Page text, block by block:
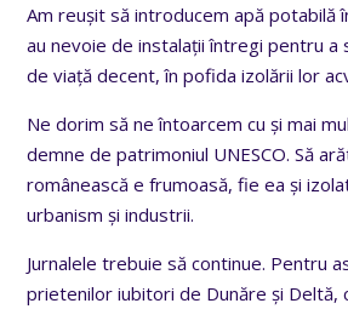
Am reușit să introducem apă potabilă
au nevoie de instalații întregi pentru a
de viață decent, în pofida izolării lor
Ne dorim să ne întoarcem cu și mai
demne de patrimoniul UNESCO. Să
românească e frumoasă, fie ea și
urbanism și industrii.
Jurnalele trebuie să continue. Pentru
prietenilor iubitori de Dunăre și Deltă,